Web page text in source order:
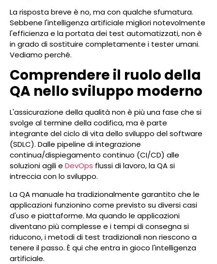
La risposta breve è no, ma con qualche sfumatura.
Sebbene l'intelligenza artificiale migliori notevolmente
l'efficienza e la portata dei test automatizzati, non è
in grado di sostituire completamente i tester umani.
Vediamo perché.
Comprendere il ruolo della
QA nello sviluppo moderno
L'assicurazione della qualità non è più una fase che si
svolge al termine della codifica, ma è parte
integrante del ciclo di vita dello sviluppo del software
(SDLC). Dalle pipeline di integrazione
continua/dispiegamento continuo (CI/CD) alle
soluzioni agili e DevOps flussi di lavoro, la QA si
intreccia con lo sviluppo.
La QA manuale ha tradizionalmente garantito che le
applicazioni funzionino come previsto su diversi casi
d'uso e piattaforme. Ma quando le applicazioni
diventano più complesse e i tempi di consegna si
riducono, i metodi di test tradizionali non riescono a
tenere il passo. È qui che entra in gioco l'intelligenza
artificiale.